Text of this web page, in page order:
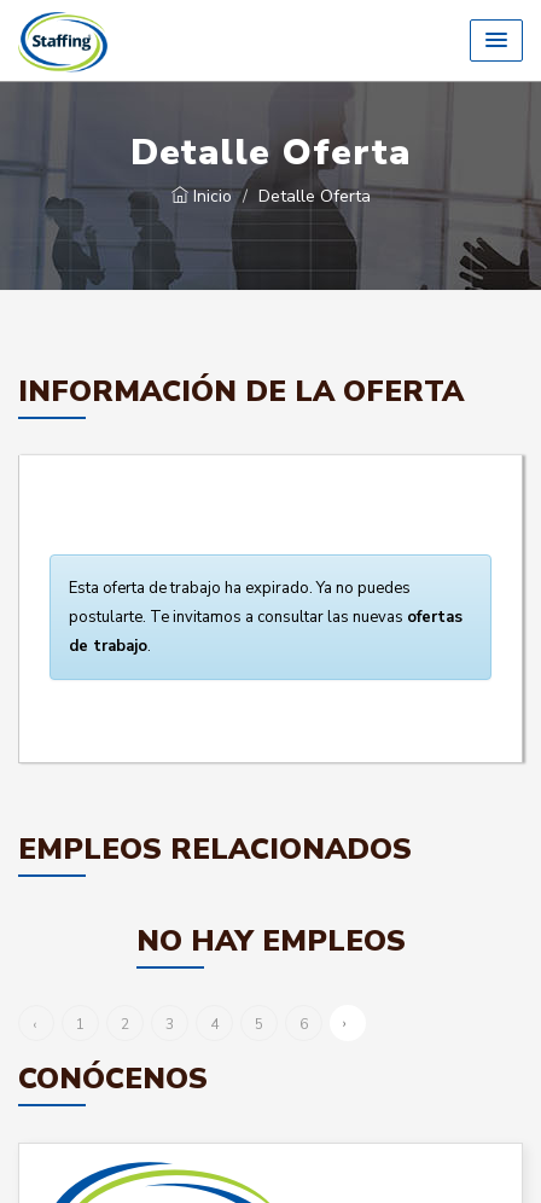
Detalle Oferta
Inicio Detalle Oferta
INFORMACIÓN DE LA OFERTA
Esta oferta de trabajo ha expirado. Ya no puedes
postularte. Te invitamos a consultar las nuevas ofertas
de trabajo.
EMPLEOS RELACIONADOS
NO HAY EMPLEOS
‹ 1 2 3 4 5 6 ›
CONÓCENOS